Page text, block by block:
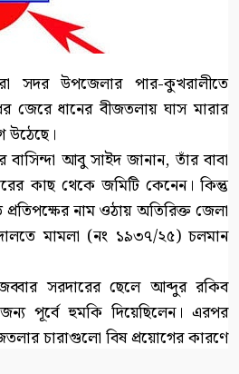
সদর উপজেলার পার-কুখরালীতে
জেরে ধানের বীজতলায় ঘাস মারার
উঠেছে।
আবু সাইদ জানান, তাঁর বাবা
কাছ থেকে জমিটি কেনেন। কিন্তু
নাম ওঠায় অতিরিক্ত জেলা
মামলা (নং ১৯৩৭/২৫) চলমান
সরদারের ছেলে আব্দুর রকিব
পূর্বে হুমকি দিয়েছিলেন। এরপর
চারাগুলো বিষ প্রয়োগের কারণে